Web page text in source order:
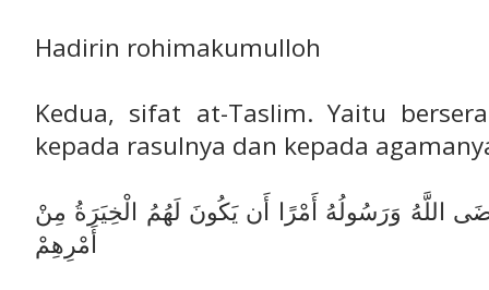
Hadirin rohimakumulloh
Kedua, sifat at-Taslim. Yaitu
kepada rasulnya dan kepada
اللَّهُ وَرَسُولُهُ أَمْرًا أَن يَكُونَ لَهُمُ الْخِيَرَةُ مِنْ
أَمْرِهِمْ